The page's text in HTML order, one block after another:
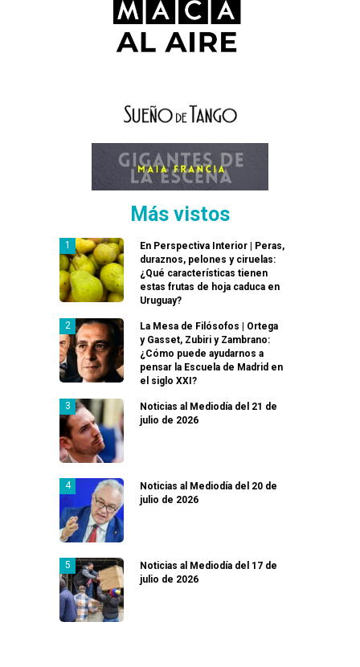
Más vistos
En Perspectiva Interior | Peras,
duraznos, pelones y ciruelas:
¿Qué características tienen
estas frutas de hoja caduca en
Uruguay?
La Mesa de Filósofos | Ortega
y Gasset, Zubiri y Zambrano:
¿Cómo puede ayudarnos a
pensar la Escuela de Madrid en
el siglo XXI?
Noticias al Mediodía del 21 de
julio de 2026
Noticias al Mediodía del 20 de
julio de 2026
Noticias al Mediodía del 17 de
julio de 2026